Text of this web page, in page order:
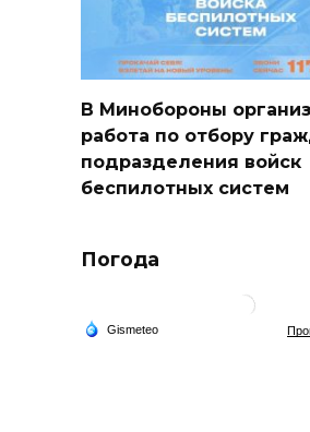
В Минобороны
работа по отбору
подразделения войск
беспилотных систем
Погода